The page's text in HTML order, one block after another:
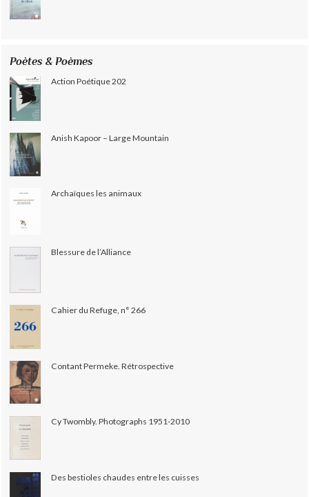
Poètes & Poèmes
Action Poétique 202
Anish Kapoor – Large Mountain
Archaïques les animaux
Blessure de l’Alliance
Cahier du Refuge, n° 266
Contant Permeke. Rétrospective
Cy Twombly. Photographs 1951-2010
Des bestioles chaudes entre les cuisses